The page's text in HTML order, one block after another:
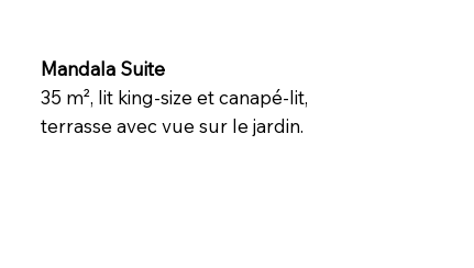
Mandala Suite
35 m², lit king-size et canapé-lit,
terrasse avec vue sur le jardin.